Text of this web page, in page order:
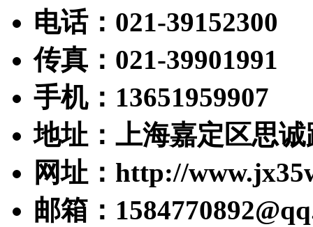
电话：021-39152300
传真：021-39901991
手机：13651959907
地址：上海嘉定区思诚
网址：http://
邮箱：